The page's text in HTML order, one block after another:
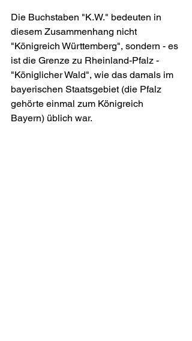
Die Buchstaben "K.W." bedeuten in
diesem Zusammenhang nicht
"Königreich Württemberg", sondern - es
ist die Grenze zu Rheinland-Pfalz -
"Königlicher Wald", wie das damals im
bayerischen Staatsgebiet (die Pfalz
gehörte einmal zum Königreich
Bayern) üblich war.